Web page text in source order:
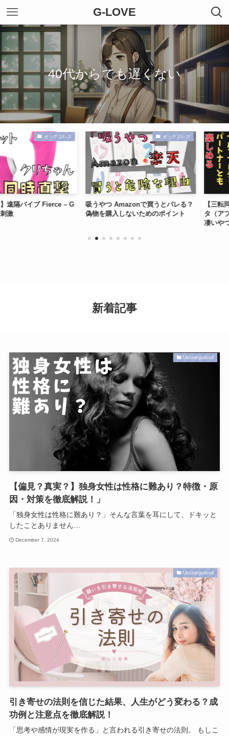
G-LOVE
40代からでも遅くない
セックスレス
イブ Fierce – G
セックスレス
吸うやつ Amazonで買うとバレる？
偽物を購入しないためのポイント
【三転同時責
タ（アプリ版
凄いやつ
新着記事
Uncategorized
【偏見？真実？】独身女性は性格に難あり？特徴・原
因・対策を徹底解説！」
「独身女性は性格に難あり？」そんな言葉を耳にして、ドキッと
したことありません…
December 7, 2024
Uncategorized
引き寄せの法則を信じた結果、人生がどう変わる？成
功例と注意点を徹底解説！
「思考や感情が現実を作る」と言われる引き寄せの法則。 もしこ